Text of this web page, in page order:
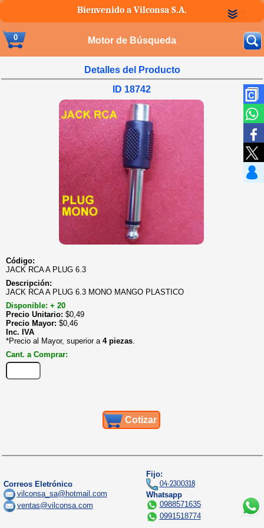
Bienvenido a Vilconsa S.A.
0 Motor de Búsqueda
Detalles del Producto
ID 18742
Código:
JACK RCA A PLUG 6.3
Descripción:
JACK RCA A PLUG 6.3 MONO MANGO PLASTICO
Disponible: + 20
Precio Unitario: $0,49
Precio Mayor: $0,46
Inc. IVA
*Precio al Mayor, superior a 4 piezas
Cant. a Comprar:
Cotizar
Correos Eletrónico
vilconsa_sa@hotmail.com
ventas@vilconsa.com
Fijo:
04-2300318
Whatsapp
0988571635
0991518774